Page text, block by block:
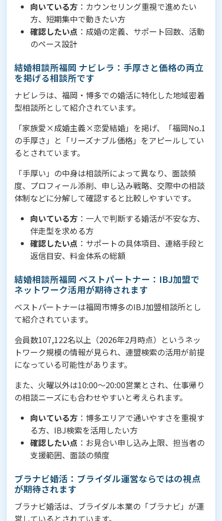
向いている方 ：カウンセリング重視で進めたい
方、短期集中で動きたい方
確認したい点 ：成婚の定義、サポート回数、活動
のペース設計
結婚相談所福岡 ナビレラ：手厚さと価格の両立
を掲げる相談所です
ナビレラは、福岡・博多での婚活に特化した地域密着
型相談所として紹介されています。
「家族愛×成婚主義×恋愛結婚」を掲げ、「福岡No.1
の手厚さ」と「リーズナブル価格」をアピールしてい
るとされています。
「手厚い」の中身は相談所によって異なり、面談頻
度、プロフィール添削、申し込み戦略、交際中の相談
体制などに分解して確認すると比較しやすいです。
向いている方 ：一人で判断する婚活が不安な方、
伴走型を求める方
確認したい点 ：サポートの具体項目、連絡手段と
返信目安、料金体系の総額
結婚相談所福岡 ベストパートナー：IBJ加盟で
ネットワーク活用が期待されます
ベストパートナーは福岡市博多のIBJ加盟相談所とし
て紹介されています。
会員数107,122名以上（2026年2月時点）というネッ
トワーク規模の情報が見られ、連盟検索の活用が前提
になっている可能性があります。
また、火曜以外は10:00〜20:00営業とされ、仕事帰り
の相談ニーズにも合わせやすいと考えられます。
向いている方 ：博多エリアで通いやすさを重視す
る方、IBJ検索を活用したい方
確認したい点 ：お見合い申し込み上限、担当者の
支援範囲、面談の頻度
ブラナビ婚活：ブライダル運営ならではの視点
が期待されます
ブラナビ婚活は、ブライダル本業の「ブラナビ」が運
営しているとされています。